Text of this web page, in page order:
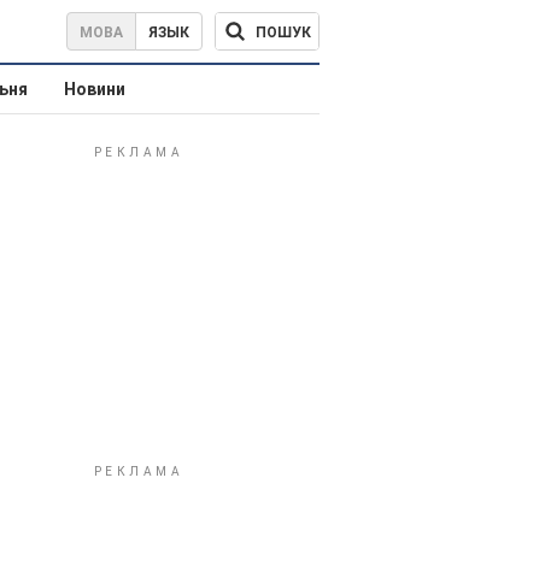
МОВА ЯЗЫК ПОШУК
Новини